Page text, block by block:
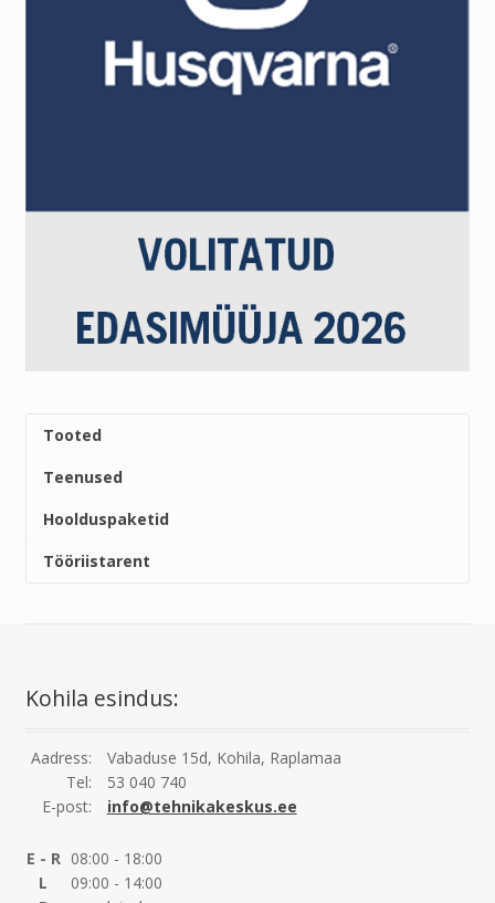
Tooted
Teenused
Hoolduspaketid
Tööriistarent
Kohila esindus:
Aadress:
Vabaduse 15d, Kohila, Raplamaa
Tel:
53 040 740
E-post:
info@tehnikakeskus.ee
E - R 08:00 - 18:00
L
09:00 - 14:00